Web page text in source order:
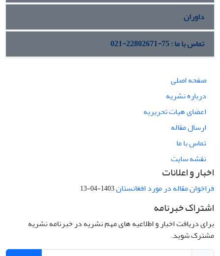
داوران
تماس با ما : 75-22802671-021
صفحه اصلی
درباره نشریه
اعضای هیات تحریریه
ارسال مقاله
تماس با ما
نقشه سایت
اخبار و اعلانات
فراخوان مقاله در مورد افغانستان1403-04-13
اشتراک خبرنامه
برای دریافت اخبار و اطلاعیه های مهم نشریه در خبرنامه نشریه
مشترک شوید.